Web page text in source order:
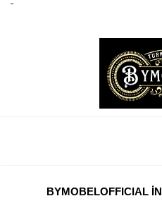
BYMOBELOFFICIAL